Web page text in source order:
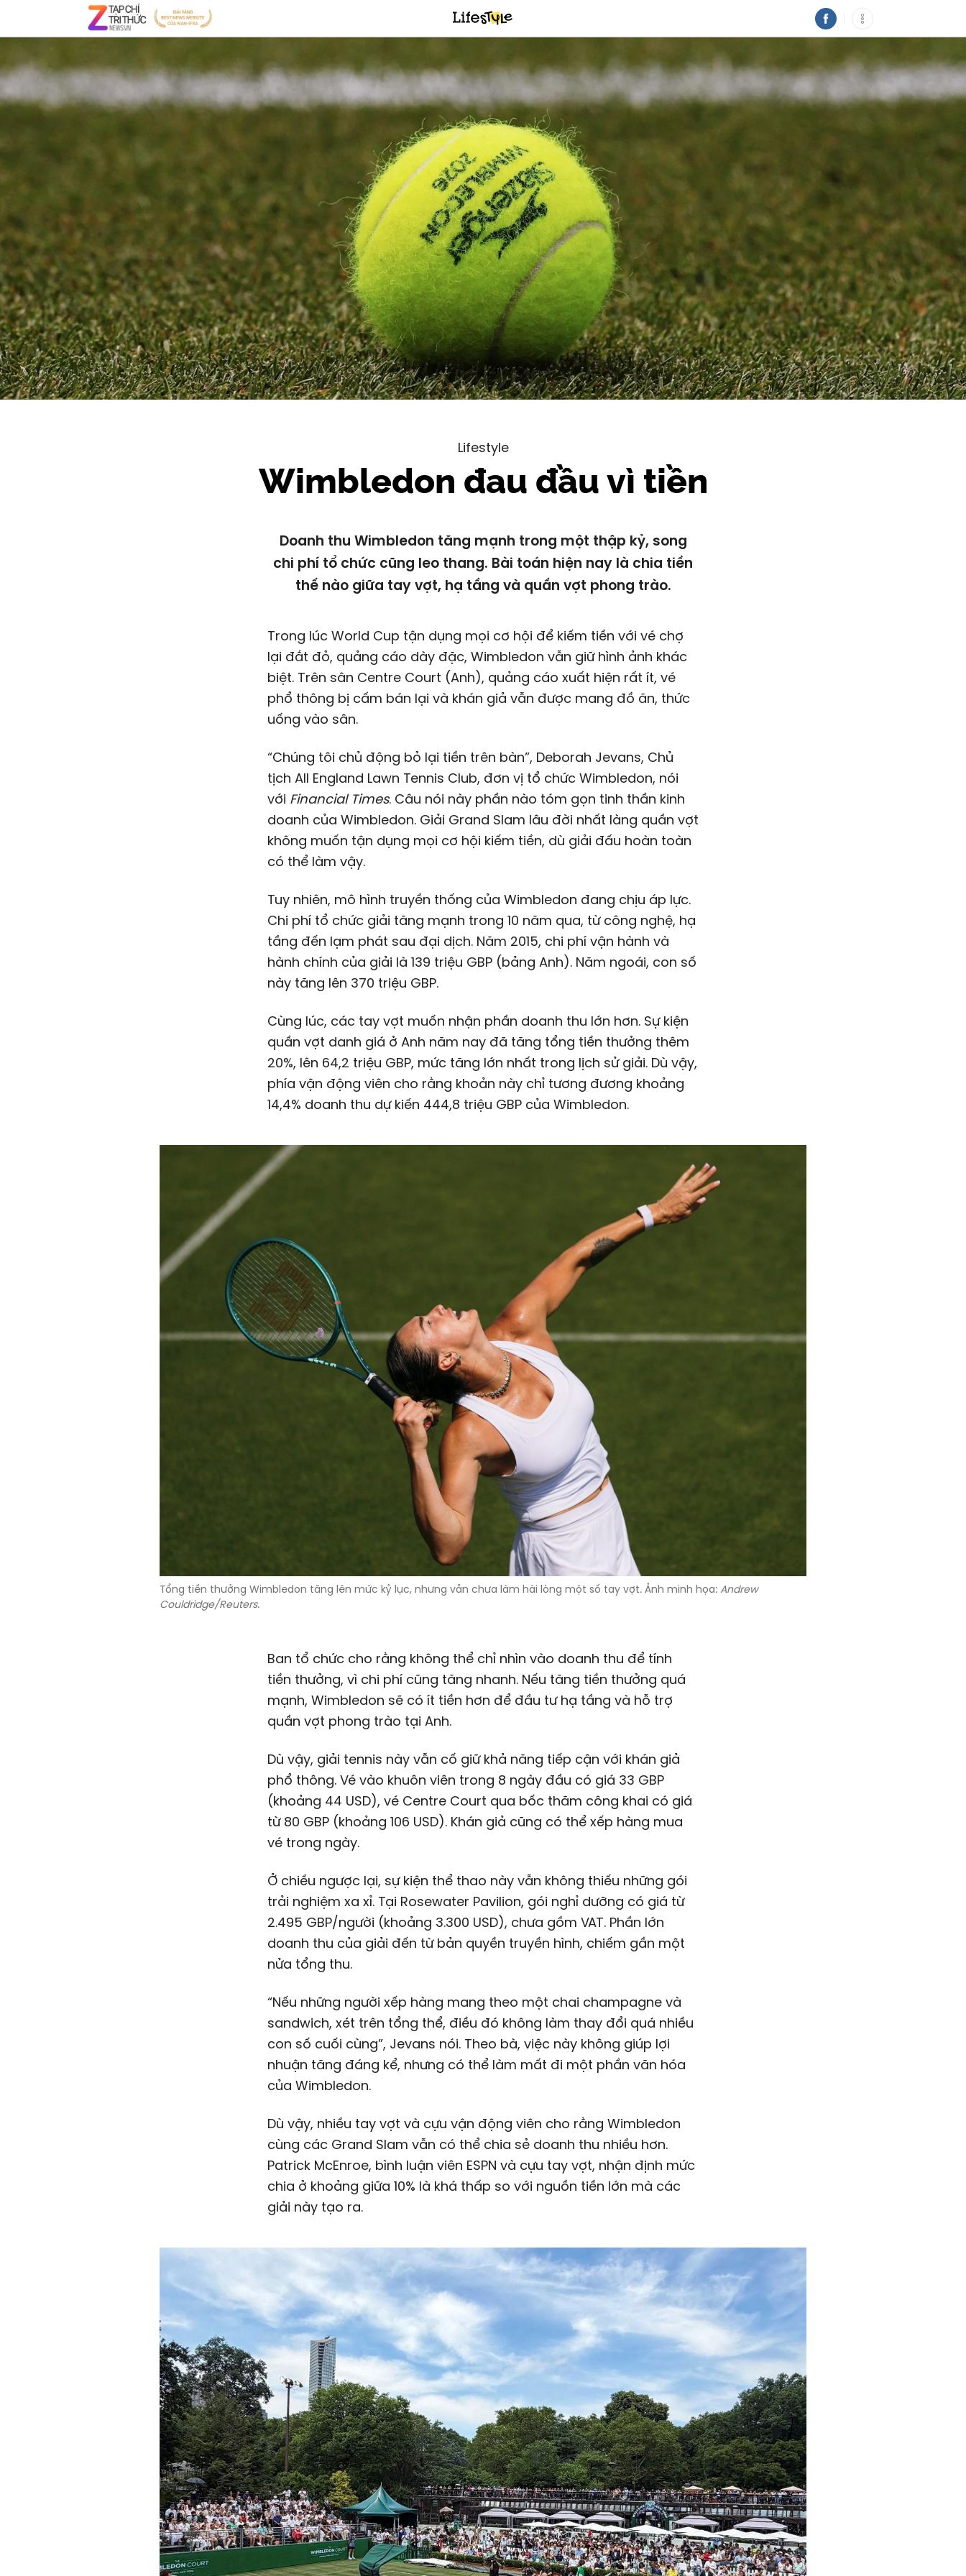
Lifestyle
Wimbledon đau đầu vì tiền
Doanh thu Wimbledon tăng mạnh trong một thập kỷ, song
chi phí tổ chức cũng leo thang. Bài toán hiện nay là chia tiền
thế nào giữa tay vợt, hạ tầng và quần vợt phong trào.
Trong lúc World Cup tận dụng mọi cơ hội để kiếm tiền với vé chợ
lại đắt đỏ, quảng cáo dày đặc, Wimbledon vẫn giữ hình ảnh khác
biệt. Trên sân Centre Court (Anh), quảng cáo xuất hiện rất ít, vé
phổ thông bị cấm bán lại và khán giả vẫn được mang đồ ăn, thức
uống vào sân.
“Chúng tôi chủ động bỏ lại tiền trên bàn”, Deborah Jevans, Chủ
tịch All England Lawn Tennis Club, đơn vị tổ chức Wimbledon, nói
với Financial Times. Câu nói này phần nào tóm gọn tinh thần kinh
doanh của Wimbledon. Giải Grand Slam lâu đời nhất làng quần vợt
không muốn tận dụng mọi cơ hội kiếm tiền, dù giải đấu hoàn toàn
có thể làm vậy.
Tuy nhiên, mô hình truyền thống của Wimbledon đang chịu áp lực.
Chi phí tổ chức giải tăng mạnh trong 10 năm qua, từ công nghệ, hạ
tầng đến lạm phát sau đại dịch. Năm 2015, chi phí vận hành và
hành chính của giải là 139 triệu GBP (bảng Anh). Năm ngoái, con số
này tăng lên 370 triệu GBP.
Cùng lúc, các tay vợt muốn nhận phần doanh thu lớn hơn. Sự kiện
quần vợt danh giá ở Anh năm nay đã tăng tổng tiền thưởng thêm
20%, lên 64,2 triệu GBP, mức tăng lớn nhất trong lịch sử giải. Dù vậy,
phía vận động viên cho rằng khoản này chỉ tương đương khoảng
14,4% doanh thu dự kiến 444,8 triệu GBP của Wimbledon.
Tổng tiền thưởng Wimbledon tăng lên mức kỷ lục, nhưng vẫn chưa làm hài lòng một số tay vợt. Ảnh minh họa: Andrew
Couldridge/Reuters.
Ban tổ chức cho rằng không thể chỉ nhìn vào doanh thu để tính
tiền thưởng, vì chi phí cũng tăng nhanh. Nếu tăng tiền thưởng quá
mạnh, Wimbledon sẽ có ít tiền hơn để đầu tư hạ tầng và hỗ trợ
quần vợt phong trào tại Anh.
Dù vậy, giải tennis này vẫn cố giữ khả năng tiếp cận với khán giả
phổ thông. Vé vào khuôn viên trong 8 ngày đầu có giá 33 GBP
(khoảng 44 USD), vé Centre Court qua bốc thăm công khai có giá
từ 80 GBP (khoảng 106 USD). Khán giả cũng có thể xếp hàng mua
vé trong ngày.
Ở chiều ngược lại, sự kiện thể thao này vẫn không thiếu những gói
trải nghiệm xa xỉ. Tại Rosewater Pavilion, gói nghỉ dưỡng có giá từ
2.495 GBP/người (khoảng 3.300 USD), chưa gồm VAT. Phần lớn
doanh thu của giải đến từ bản quyền truyền hình, chiếm gần một
nửa tổng thu.
“Nếu những người xếp hàng mang theo một chai champagne và
sandwich, xét trên tổng thể, điều đó không làm thay đổi quá nhiều
con số cuối cùng”, Jevans nói. Theo bà, việc này không giúp lợi
nhuận tăng đáng kể, nhưng có thể làm mất đi một phần văn hóa
của Wimbledon.
Dù vậy, nhiều tay vợt và cựu vận động viên cho rằng Wimbledon
cùng các Grand Slam vẫn có thể chia sẻ doanh thu nhiều hơn.
Patrick McEnroe, bình luận viên ESPN và cựu tay vợt, nhận định mức
chia ở khoảng giữa 10% là khá thấp so với nguồn tiền lớn mà các
giải này tạo ra.